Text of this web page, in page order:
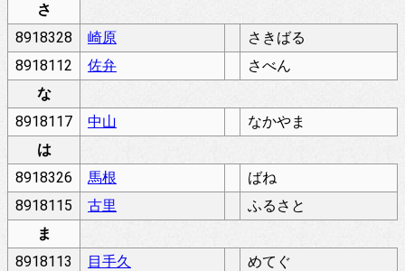
さ
8918328
崎原
さきばる
8918112
佐弁
さべん
な
8918117
中山
なかやま
は
8918326
馬根
ばね
8918115
古里
ふるさと
ま
8918113
目手久
めてぐ